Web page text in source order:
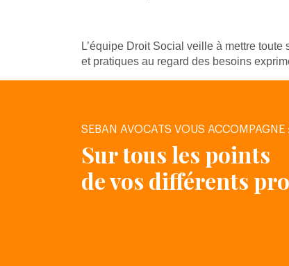
L’équipe Droit Social veille à mettre
et pratiques au regard des besoins
SEBAN AVOCATS VOUS ACCOMPAGNE :
Sur tous les points
de vos différents